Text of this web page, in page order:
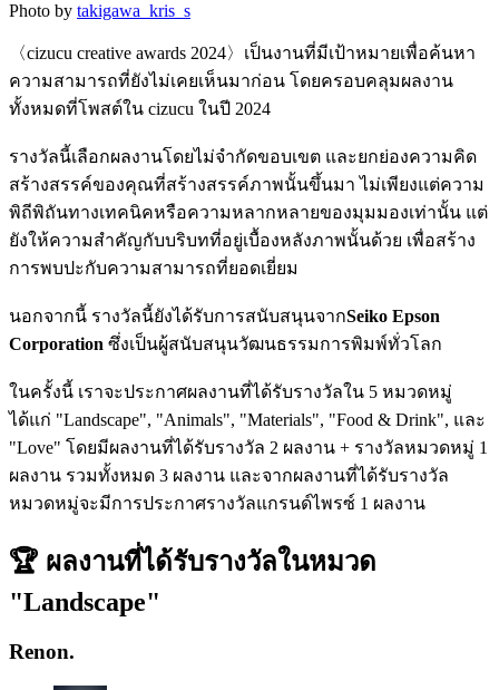
Photo by takigawa_kris_s
〈cizucu creative awards 2024〉เป็นงานที่มีเป้าหมายเพื่อค้นหา
ความสามารถที่ยังไม่เคยเห็นมาก่อน โดยครอบคลุมผลงาน
ทั้งหมดที่โพสต์ใน cizucu ในปี 2024
รางวัลนี้เลือกผลงานโดยไม่จำกัดขอบเขต และยกย่องความคิด
สร้างสรรค์ของคุณที่สร้างสรรค์ภาพนั้นขึ้นมา ไม่เพียงแต่ความ
พิถีพิถันทางเทคนิคหรือความหลากหลายของมุมมองเท่านั้น แต่
ยังให้ความสำคัญกับบริบทที่อยู่เบื้องหลังภาพนั้นด้วย เพื่อสร้าง
การพบปะกับความสามารถที่ยอดเยี่ยม
นอกจากนี้ รางวัลนี้ยังได้รับการสนับสนุนจากSeiko Epson
Corporation ซึ่งเป็นผู้สนับสนุนวัฒนธรรมการพิมพ์ทั่วโลก
ในครั้งนี้ เราจะประกาศผลงานที่ได้รับรางวัลใน 5 หมวดหมู่
ได้แก่ "Landscape", "Animals", "Materials", "Food & Drink", และ
"Love" โดยมีผลงานที่ได้รับรางวัล 2 ผลงาน + รางวัลหมวดหมู่ 1
ผลงาน รวมทั้งหมด 3 ผลงาน และจากผลงานที่ได้รับรางวัล
หมวดหมู่จะมีการประกาศรางวัลแกรนด์ไพรซ์ 1 ผลงาน
🏆 ผลงานที่ได้รับรางวัลในหมวด
"Landscape"
Renon.